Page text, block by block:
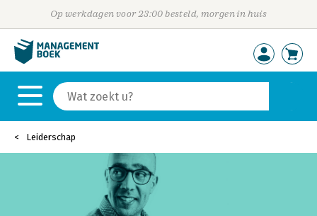
Op werkdagen voor 23:00 besteld, morgen in huis
Leiderschap